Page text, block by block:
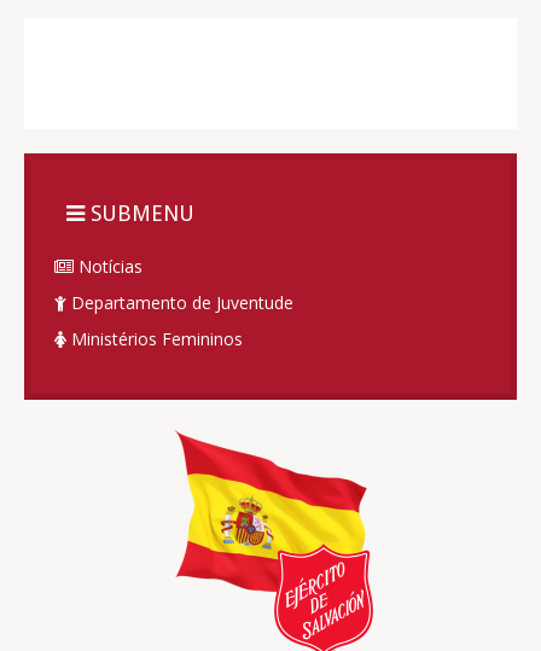
SUBMENU
Notícias
Departamento de Juventude
Ministérios Femininos